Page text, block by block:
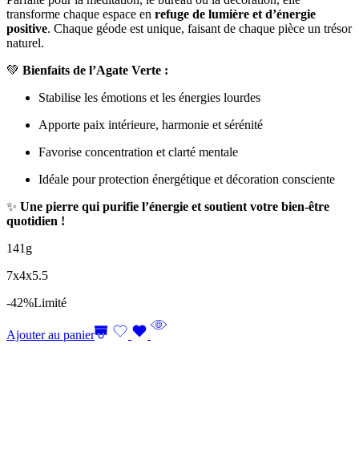
transforme chaque espace en refuge de lumière et d’énergie
positive. Chaque géode est unique, faisant de chaque pièce un trésor
naturel.
💚 Bienfaits de l’Agate Verte :
Stabilise les émotions et les énergies lourdes
Apporte paix intérieure, harmonie et sérénité
Favorise concentration et clarté mentale
Idéale pour protection énergétique et décoration consciente
✨ Une pierre qui purifie l’énergie et soutient votre bien-être
quotidien !
141g
7x4x5.5
-42%Limité
Ajouter au panier